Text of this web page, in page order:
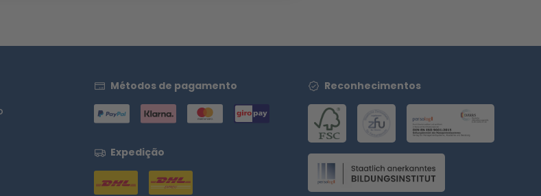
Métodos de pagamento
Expedição
Reconhecimentos